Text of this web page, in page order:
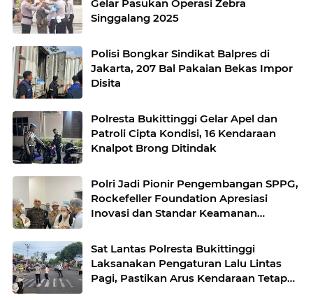
Gelar Pasukan Operasi Zebra
Singgalang 2025
Polisi Bongkar Sindikat Balpres di
Jakarta, 207 Bal Pakaian Bekas Impor
Disita
Polresta Bukittinggi Gelar Apel dan
Patroli Cipta Kondisi, 16 Kendaraan
Knalpot Brong Ditindak
Polri Jadi Pionir Pengembangan SPPG,
Rockefeller Foundation Apresiasi
Inovasi dan Standar Keamanan
Sat Lantas Polresta Bukittinggi
Laksanakan Pengaturan Lalu Lintas
Pagi, Pastikan Arus Kendaraan Tetap